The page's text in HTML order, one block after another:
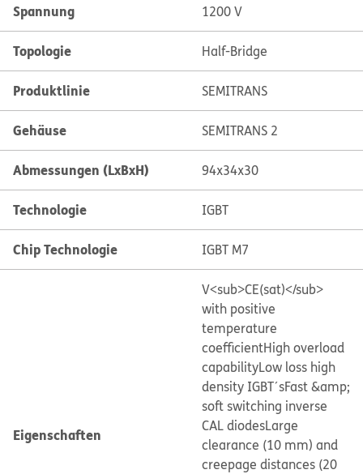
Spannung 1200 V
Topologie Half-Bridge
Produktlinie SEMITRANS
Gehäuse SEMITRANS 2
Abmessungen (LxBxH) 94x34x30
Technologie IGBT
Chip Technologie IGBT M7
Eigenschaften
V<sub>CE(sat)</sub>
with positive
temperature
coefficientHigh overload
capabilityLow loss high
density IGBT´sFast &amp;
soft switching inverse
CAL diodesLarge
clearance (10 mm) and
creepage distances (20